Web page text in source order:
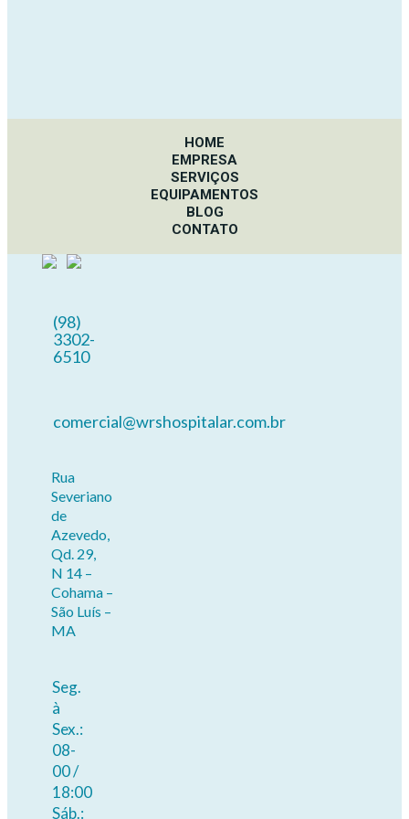
HOME
EMPRESA
SERVIÇOS
EQUIPAMENTOS
BLOG
CONTATO
(98)
3302-
6510
comercial@wrshospitalar.com.br
Rua
Severiano
de
Azevedo,
Qd. 29,
N 14 –
Cohama –
São Luís –
MA
Seg.
à
Sex.:
08-
00 /
18:00
Sáb.: